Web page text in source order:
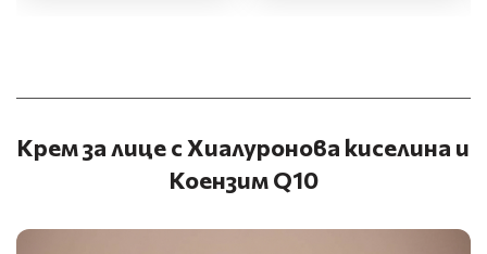
Крем за лице с Хиалуронова киселина и
Коензим Q10